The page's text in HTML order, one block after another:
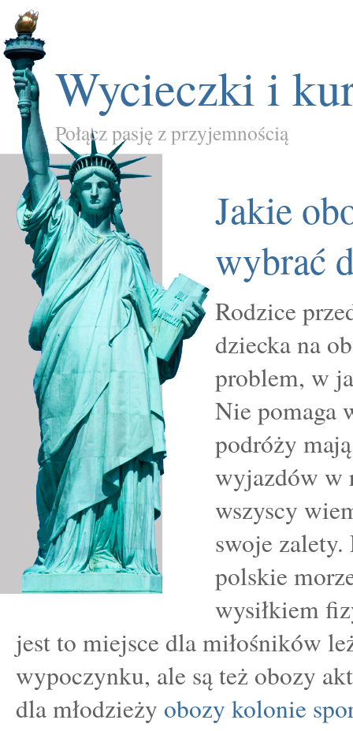
Wycieczki i
Połącz pasję z przyjemnością
Jakie
wybrać
Rodzice
dziecka na
problem, w
Nie pomaga
podróży
wyjazdów w
wszyscy
swoje
polskie
wysiłkiem
jest to miejsce dla miłośników
wypoczynku, ale są też obozy
dla młodzieży obozy kolonie